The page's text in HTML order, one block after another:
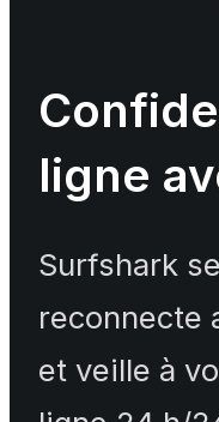
ligne
Surfshark
reconnecte
et veille à